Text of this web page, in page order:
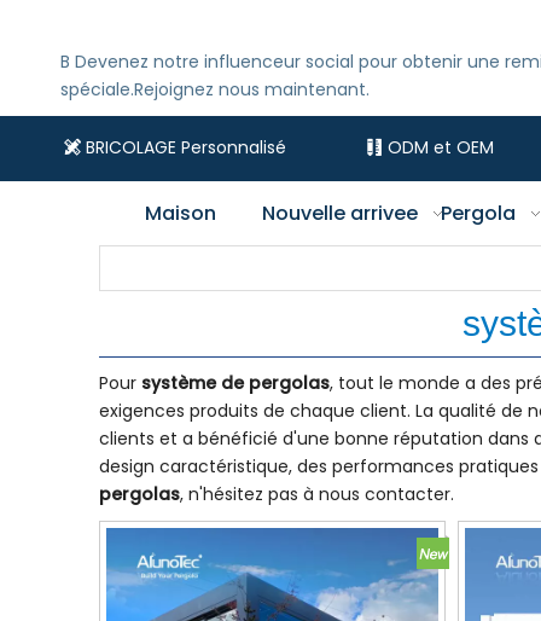
B Devenez notre influenceur social pour obtenir une
spéciale.Rejoignez nous maintenant.
 BRICOLAGE Personnalisé  ODM et OEM
Maison Nouvelle arrivee Pergola
Pour système de pergolas, tout le monde a des
exigences produits de chaque client. La qualité de
clients et a bénéficié d'une bonne réputation dans
design caractéristique, des performances
pergolas, n'hésitez pas à nous contacter.